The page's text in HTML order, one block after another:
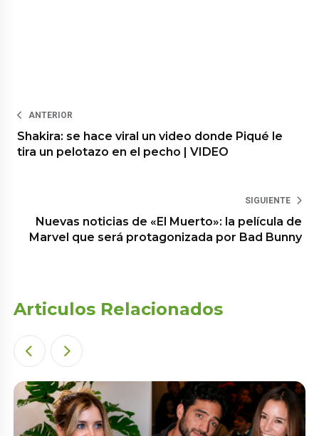
ANTERIOR
Shakira: se hace viral un video donde Piqué le
tira un pelotazo en el pecho | VIDEO
SIGUIENTE
Nuevas noticias de «El Muerto»: la película de
Marvel que será protagonizada por Bad Bunny
Articulos Relacionados